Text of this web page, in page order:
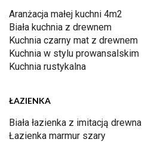
Aranżacja małej kuchni 4m2
Biała kuchnia z drewnem
Kuchnia czarny mat z drewnem
Kuchnia w stylu prowansalskim
Kuchnia rustykalna
ŁAZIENKA
Biała łazienka z imitacją drewna
Łazienka marmur szary